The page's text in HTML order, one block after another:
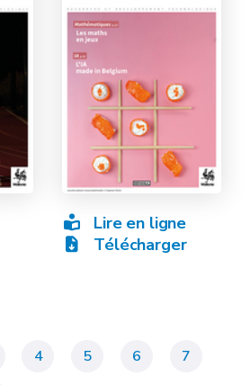
Lire en ligne
Télécharger
4 5 6
7